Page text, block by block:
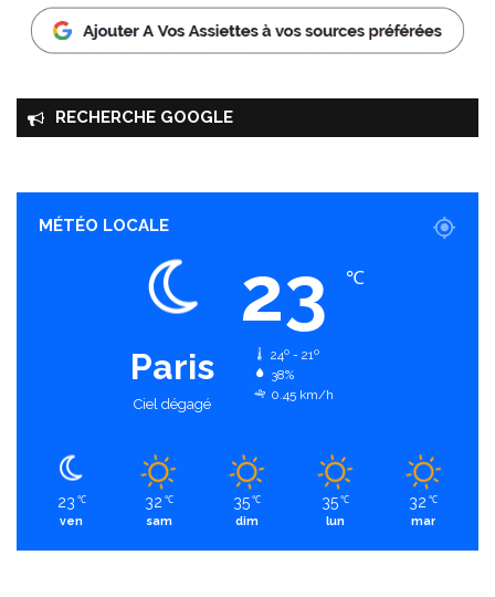
RECHERCHE GOOGLE
MÉTÉO LOCALE
Paris
Ciel dégagé
23 ℃
24º - 21º
38%
0.45 km/h
23 ℃
ven
32 ℃
sam
35 ℃
dim
35 ℃
lun
32 ℃
mar